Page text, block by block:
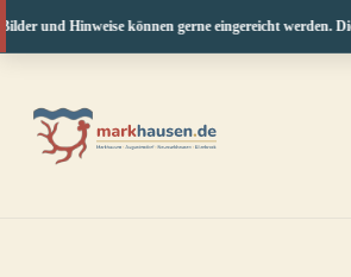
und Hinweise können gerne eingereicht werden.
springen